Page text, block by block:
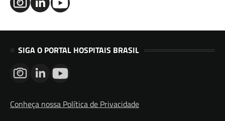
SIGA O PORTAL HOSPITAIS BRASIL
Conheça nossa Política de Privacidade